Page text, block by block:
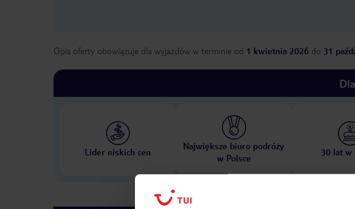
Opis oferty obowiązuje dla wyjazdów w terminie od 1 kwietnia 2026 do 31
Lider niskich cen
Największe biuro podróży
w Polsce
30 lat w